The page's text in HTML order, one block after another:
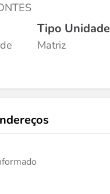
Tipo Unidade
Matriz